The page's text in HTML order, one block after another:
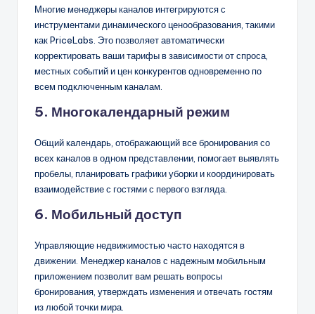
Многие менеджеры каналов интегрируются с
инструментами динамического ценообразования, такими
как PriceLabs. Это позволяет автоматически
корректировать ваши тарифы в зависимости от спроса,
местных событий и цен конкурентов одновременно по
всем подключенным каналам.
5. Многокалендарный режим
Общий календарь, отображающий все бронирования со
всех каналов в одном представлении, помогает выявлять
пробелы, планировать графики уборки и координировать
взаимодействие с гостями с первого взгляда.
6. Мобильный доступ
Управляющие недвижимостью часто находятся в
движении. Менеджер каналов с надежным мобильным
приложением позволит вам решать вопросы
бронирования, утверждать изменения и отвечать гостям
из любой точки мира.